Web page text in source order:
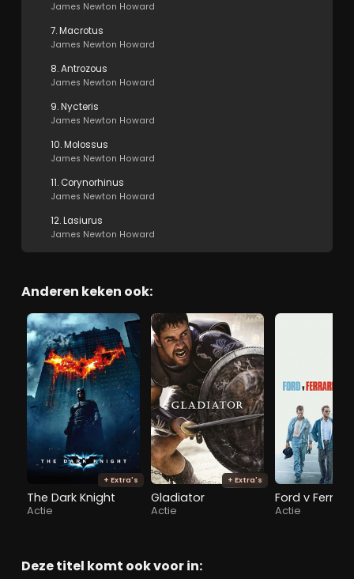
James Newton Howard
7. Macrotus
James Newton Howard
8. Antrozous
James Newton Howard
9. Nycteris
James Newton Howard
10. Molossus
James Newton Howard
11. Corynorhinus
James Newton Howard
12. Lasiurus
James Newton Howard
Anderen keken ook:
+ Extra's
The Dark Knight
Actie
+ Extra's
Gladiator
Actie
Ford v Ferrari
Actie
Deze titel komt ook voor in: